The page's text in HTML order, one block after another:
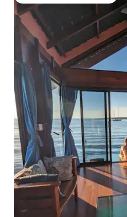
profunda com chuveiros